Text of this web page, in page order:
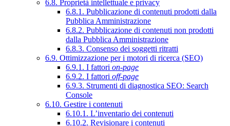
6.8. Proprietà intellettuale e privacy
6.8.1. Pubblicazione di contenuti prodotti dalla
Pubblica Amministrazione
6.8.2. Pubblicazione di contenuti non prodotti
dalla Pubblica Amministrazione
6.8.3. Consenso dei soggetti ritratti
6.9. Ottimizzazione per i motori di ricerca (SEO)
6.9.1. I fattori on-page
6.9.2. I fattori off-page
6.9.3. Strumenti di diagnostica SEO: Search
Console
6.10. Gestire i contenuti
6.10.1. L’inventario dei contenuti
6.10.2. Revisionare i contenuti